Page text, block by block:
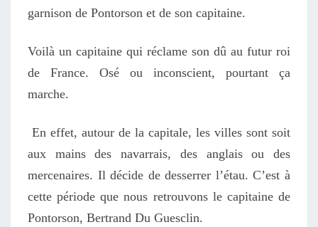
garnison de Pontorson et de son capitaine.
Voilà un capitaine qui réclame son dû au futur roi
de France. Osé ou inconscient, pourtant ça
marche.
En effet, autour de la capitale, les villes sont soit
aux mains des navarrais, des anglais ou des
mercenaires. Il décide de desserrer l’étau. C’est à
cette période que nous retrouvons le capitaine de
Pontorson, Bertrand Du Guesclin.